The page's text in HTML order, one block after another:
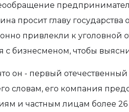
просит главу государства
привлекли к уголовной
с бизнесменом, чтобы
он - первый
словам, его компания
и частным лицам более